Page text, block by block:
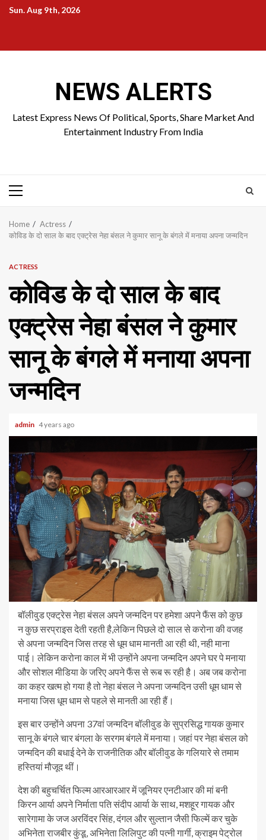
SkipSun. Aug 9th, 2026
NEWS ALERTS
Latest Express News Of Political, Sports, Share Market And
Entertainment Industry From India
Primary
Home
Actress
कोविड के दो साल के बाद एक्ट्रेस नेहा बंसल ने कुमार सानू के बंगले में मनाया अपना जन्मदिन
ACTRESS
कोविड के दो साल के बाद
एक्ट्रेस नेहा बंसल ने कुमार
सानू के बंगले में मनाया अपना
जन्मदिन
admin 4 years ago
बॉलीवुड एक्ट्रेस नेहा बंसल अपने जन्मदिन पर हमेशा अपने फैंस को कुछ
न कुछ सरप्राइस देती रहती है,लेकिन पिछले दो साल से करोना की वजह
से अपना जन्मदिन जिस तरह से धूम धाम मानती आ रही थी, नही माना
पाई। लेकिन करोना काल में भी उन्होंने अपना जन्मदिन अपने घर पे मनाया
और सोशल मीडिया के जरिए अपने फैंस से रूब रू रही है। अब जब करोना
का कहर खत्म हो गया है तो नेहा बंसल ने अपना जन्मदिन उसी धूम धाम से
मनाया जिस धूम धाम से पहले से मानती आ रही हैं।
इस बार उन्होंने अपना 37वां जन्मदिन बॉलीवुड के सुप्रसिद्ध गायक कुमार
सानू के बंगले चार बंगला के सरगम बंगले में मनाया। जहां पर नेहा बंसल को
जन्मदिन की बधाई देने के राजनीतिक और बॉलीवुड के गलियारे से तमाम
हस्तियां मौजूद थीं।
देश की बहुचर्चित फिल्म आरआरआर में जूनियर एनटीआर की मां बनी
किरन आर्या अपने निर्माता पति संदीप आर्या के साथ, मशहूर गायक और
सारेगामा के जज अरविंदर सिंह, दंगल और सुल्तान जैसी फिल्में कर चुके
अभिनेता राजबीर कुंडू, अभिनेता लिलिपुट की पत्नी गार्गी, क्राइम पेट्रोल